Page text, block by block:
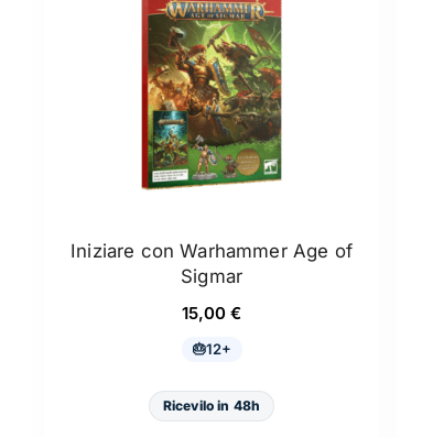
Iniziare con Warhammer Age of
Sigmar
15,00 €
12+
Ricevilo in 48h